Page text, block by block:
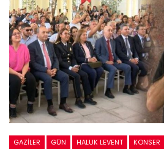
GAZILER GÜN HALUK LEVENT KONSER